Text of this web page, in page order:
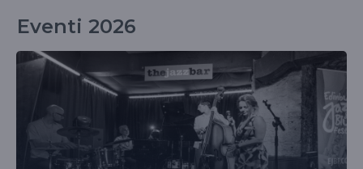
Eventi 2026